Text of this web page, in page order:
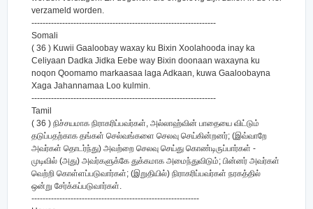
verzameld worden.
------------------------------------------------------------------
Somali
( 36 ) Kuwii Gaaloobay waxay ku Bixin Xoolahooda inay ka
Celiyaan Dadka Jidka Eebe way Bixin doonaan waxayna ku
noqon Qoomamo markaasaa laga Adkaan, kuwa Gaaloobayna
Xaga Jahannamaa Loo kulmin.
------------------------------------------------------------------
Tamil
( 36 ) நிச்சயமாக நிராகரிப்பவர்கள், அல்லாஹ்வின் பாதையை விட்டும்
தடுப்பதற்காக தங்கள் செல்வங்களை செலவு செய்கின்றனர்; (இவ்வாறே
அவர்கள் தொடர்ந்து) அவற்றை செலவு செய்து கொண்டிருப்பார்கள் -
முடிவில் (அது) அவர்களுக்கே துக்கமாக அமைந்துவிடும்; பின்னர் அவர்கள்
வெற்றி கொள்ளப்படுவார்கள்; (இறுதியில்) நிராகரிப்பவர்கள் நரகத்தில்
ஒன்று சேர்க்கப்படுவார்கள்.
------------------------------------------------------------